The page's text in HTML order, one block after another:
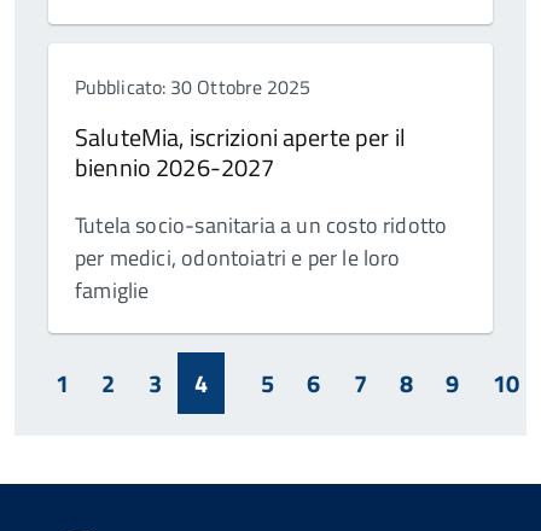
Pubblicato: 30 Ottobre 2025
SaluteMia, iscrizioni aperte per il
biennio 2026-2027
Tutela socio-sanitaria a un costo ridotto
per medici, odontoiatri e per le loro
famiglie
1 2 3 4 5 6 7 8 9 10